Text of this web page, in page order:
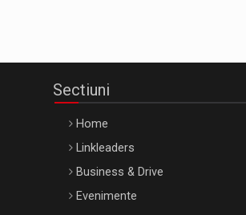
Sectiuni
Home
Linkleaders
Business & Drive
Evenimente